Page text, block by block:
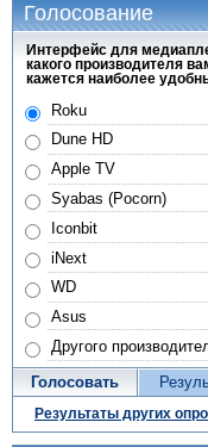
Голосование
Интерфейс для
какого производителя
кажется наиболее
Roku
Dune HD
Apple TV
Syabas (Pocorn)
Iconbit
iNext
WD
Asus
Другого
Голосовать
Результаты других